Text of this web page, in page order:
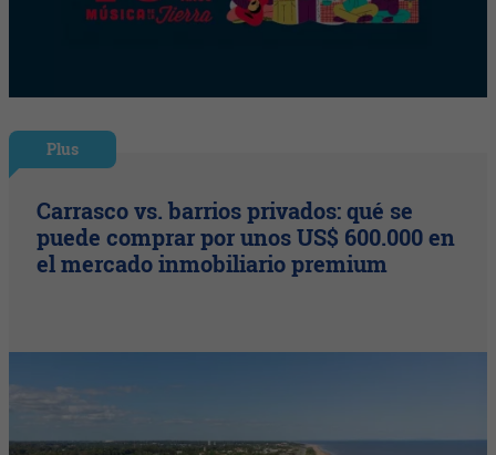
Plus
Carrasco vs. barrios privados: qué se
puede comprar por unos US$ 600.000 en
el mercado inmobiliario premium